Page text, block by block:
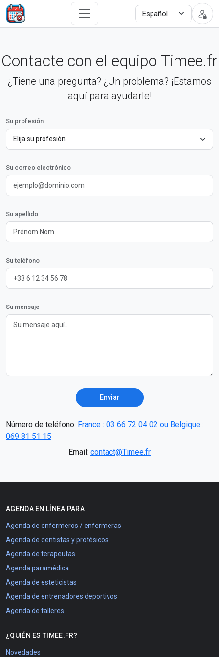
Contacte con el equipo Timee.fr
¿Tiene una pregunta? ¿Un problema? ¡Estamos
aquí para ayudarle!
Su profesión
Su correo electrónico
Su apellido
Su teléfono
Su mensaje
Enviar
Número de teléfono: France : 03 66 72 04 02 ou Belgique :
069 81 51 15
Email: contact@Timee.fr
AGENDA EN LÍNEA PARA
Agenda de enfermeros / enfermeras
Agenda de dentistas y protésicos
Agenda de terapeutas
Agenda paramédica
Agenda de esteticistas
Agenda de entrenadores deportivos
Agenda de talleres
¿QUIÉN ES TIMEE.FR?
Novedades